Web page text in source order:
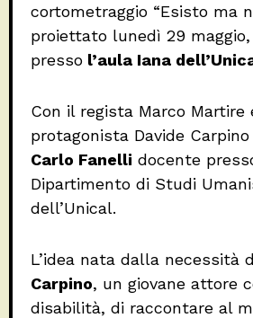
cortometraggio “Esisto ma
proiettato lunedì 29 maggio,
presso l’aula Iana
Con il regista Marco Martire
protagonista Davide Carpino
Carlo Fanelli docente
Dipartimento di Studi
dell’Unical.
L’idea nata dalla necessità
Carpino, un giovane attore
disabilità, di raccontare al